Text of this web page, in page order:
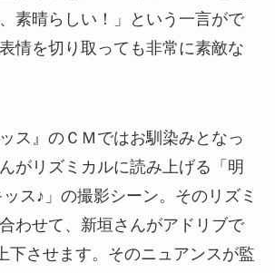
素晴らしい！」という一言がで
情を切り取っても非常に素敵な
ス』のＣＭではお馴染みとなっ
がリズミカルに読み上げる「明
ス♪」の撮影シーン。そのリズミ
わせて、新垣さんがアドリブで
下させます。そのニュアンスが監